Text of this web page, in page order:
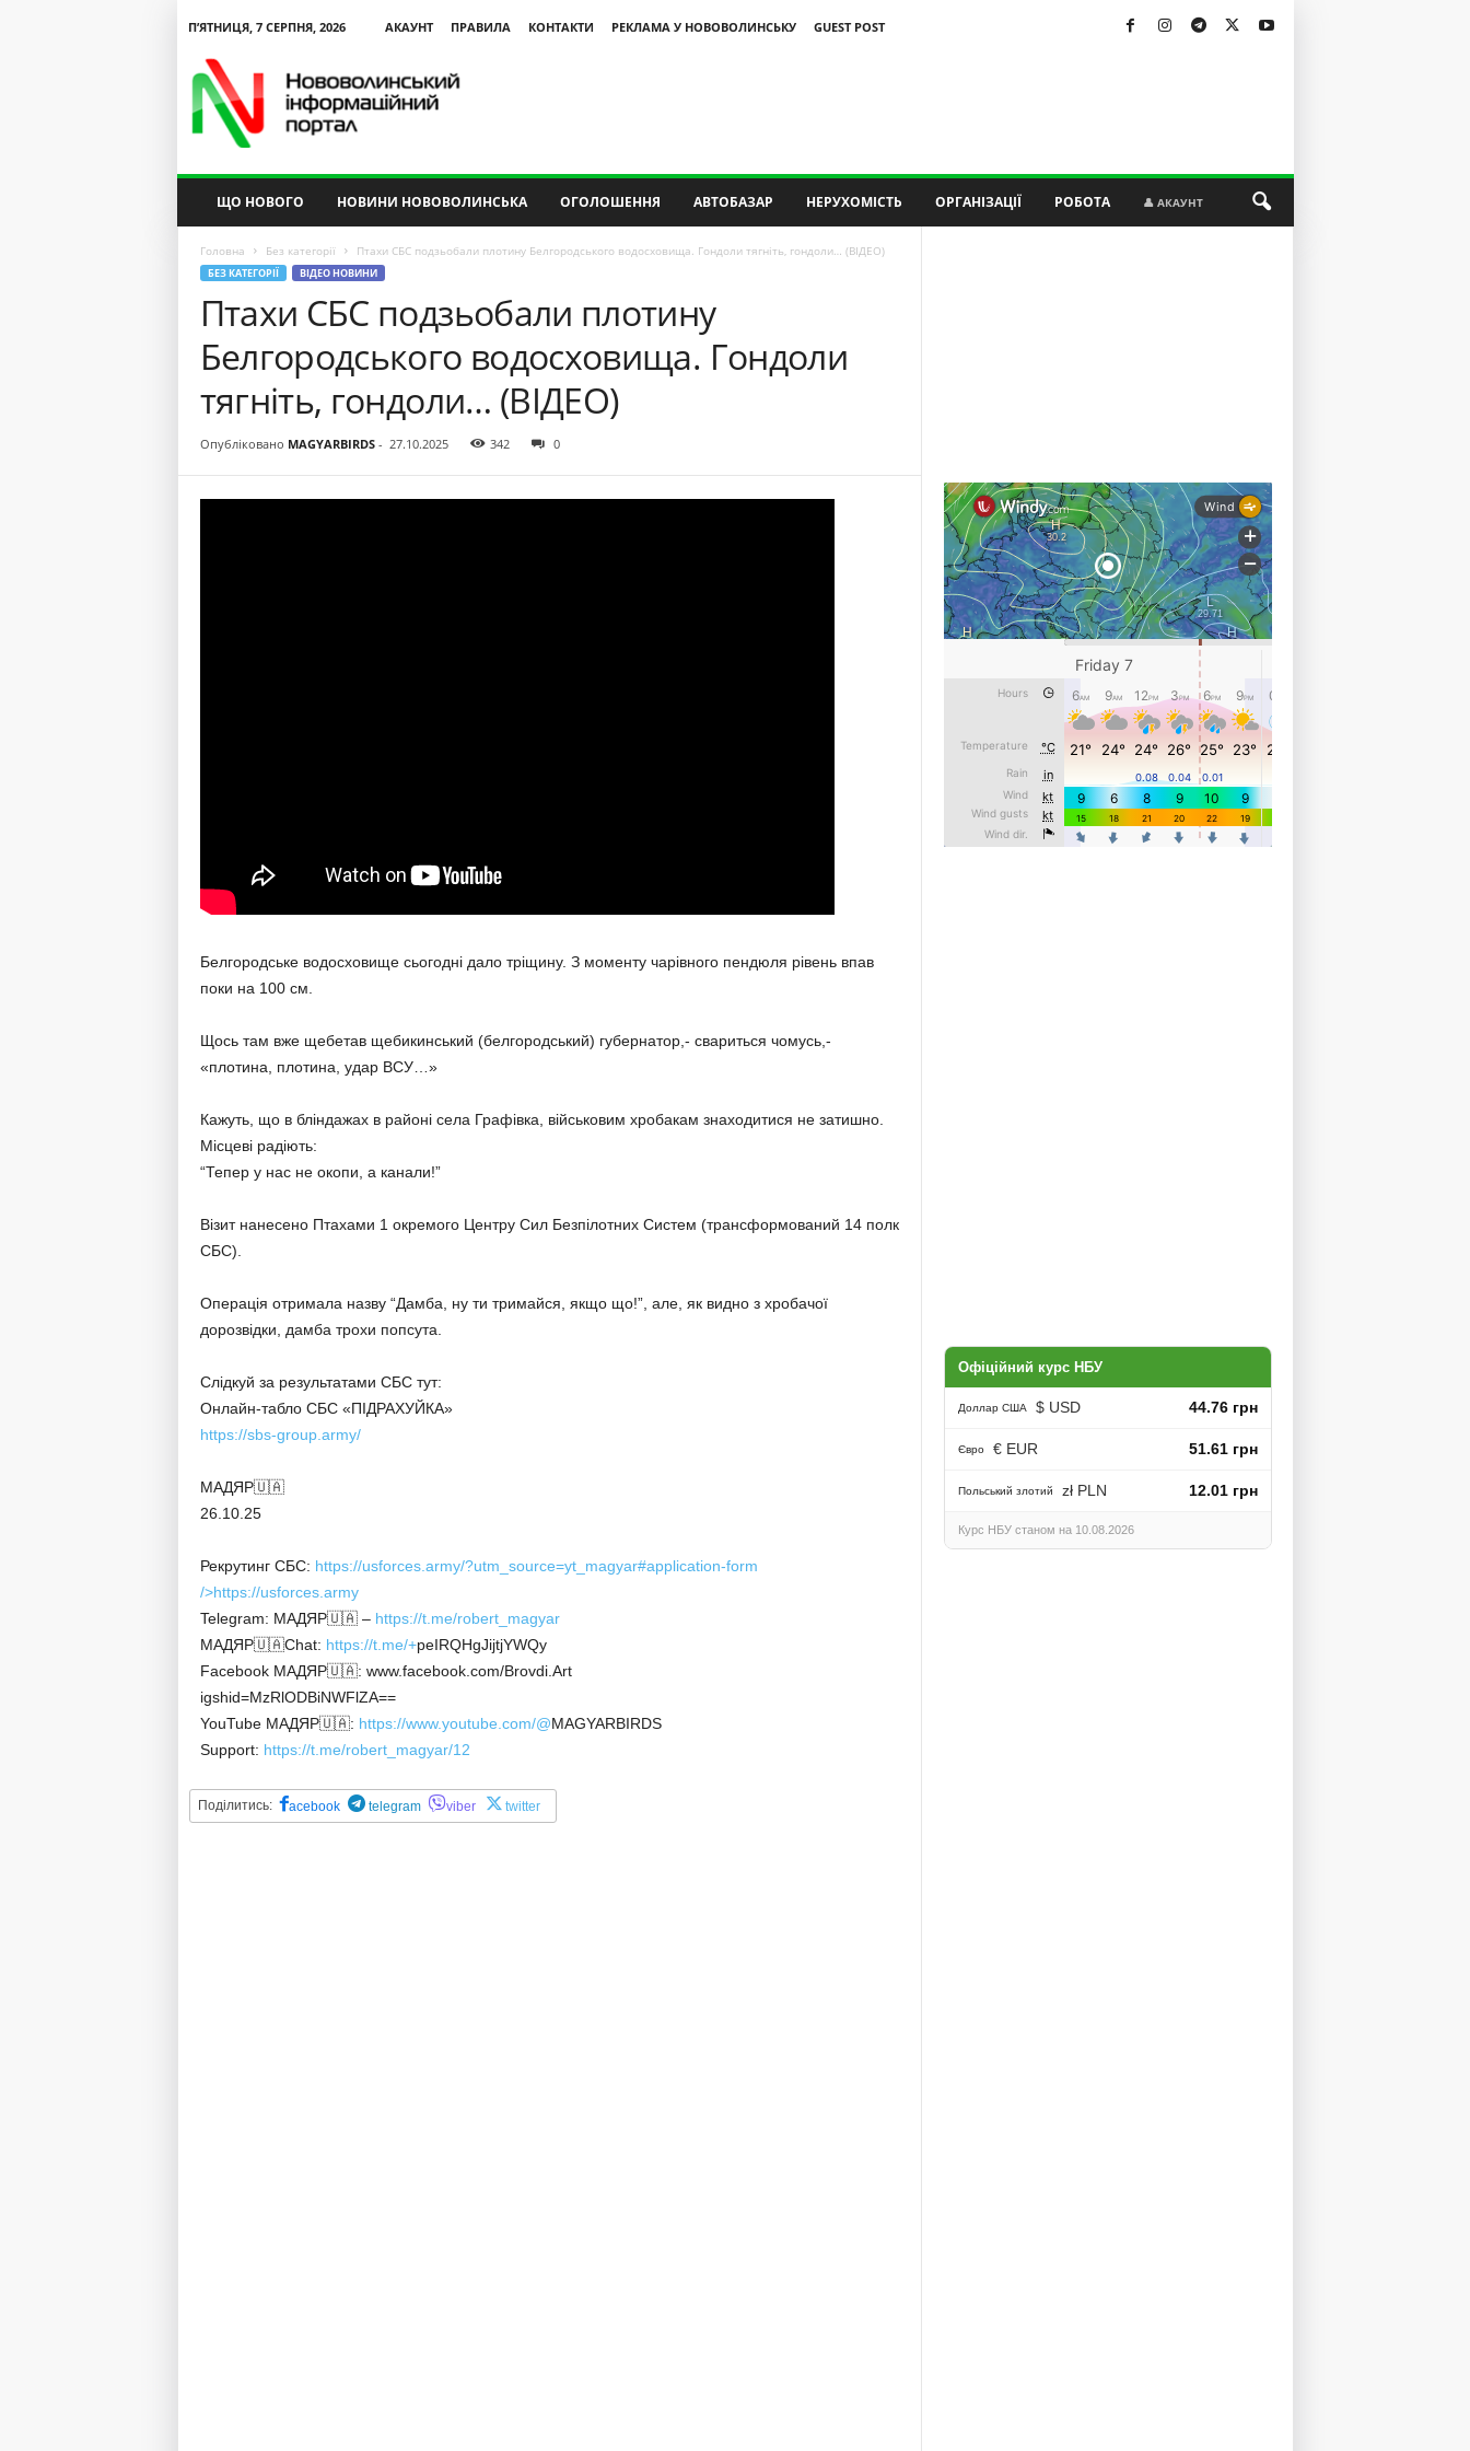
П’ЯТНИЦЯ, 7 СЕРПНЯ, 2026 АКАУНТ ПРАВИЛА КОНТАКТИ РЕКЛАМА У НОВОВОЛИНСЬКУ
GUEST POST
ЩО НОВОГО НОВИНИ НОВОВОЛИНСЬКА ОГОЛОШЕННЯ АВТОБАЗАР НЕРУХОМІСТЬ ОРГАНІЗАЦІЇ РОБОТА 👤 АКАУНТ
Головна Без категорії Птахи СБС подзьобали плотину Белгородського водосховища. Гондоли тягніть, гондоли… (ВІДЕО)
БЕЗ КАТЕГОРІЇ ВІДЕО НОВИНИ
Птахи СБС подзьобали плотину
Белгородського водосховища. Гондоли
тягніть, гондоли… (ВІДЕО)
Опубліковано MAGYARBIRDS- 27.10.2025 342 0
Белгородське водосховище сьогодні дало тріщину. З моменту чарівного пендюля рівень впав
поки на 100 см.
Щось там вже щебетав щебикинський (белгородський) губернатор,- свариться чомусь,-
«плотина, плотина, удар ВСУ…»
Кажуть, що в бліндажах в районі села Графівка, військовим хробакам знаходитися не затишно.
Місцеві радіють:
“Тепер у нас не окопи, а канали!”
Візит нанесено Птахами 1 окремого Центру Сил Безпілотних Систем (трансформований 14 полк
СБС).
Операція отримала назву “Дамба, ну ти тримайся, якщо що!”, але, як видно з хробачої
дорозвідки, дамба трохи попсута.
Слідкуй за результатами СБС тут:
Онлайн-табло СБС «ПІДРАХУЙКА»
https://sbs-group.army/
МАДЯР🇺🇦
26.10.25
Рекрутинг СБС: https://usforces.army/?utm_source=yt_magyar#application-form
/>https://usforces.army
Telegram: МАДЯР🇺🇦 – https://t.me/robert_magyar
МАДЯР🇺🇦Chat: https://t.me/+peIRQHgJijtjYWQy
Facebook МАДЯР🇺🇦: www.facebook.com/Brovdi.Art
igshid=MzRlODBiNWFlZA==
YouTube МАДЯР🇺🇦: https://www.youtube.com/@MAGYARBIRDS
Support: https://t.me/robert_magyar/12
Поділитись: acebook telegram viber twitter
Офіційний курс НБУ
Доллар США $ USD 44.76 грн
Євро € EUR 51.61 грн
Польський злотий zł PLN 12.01 грн
Курс НБУ станом на 10.08.2026